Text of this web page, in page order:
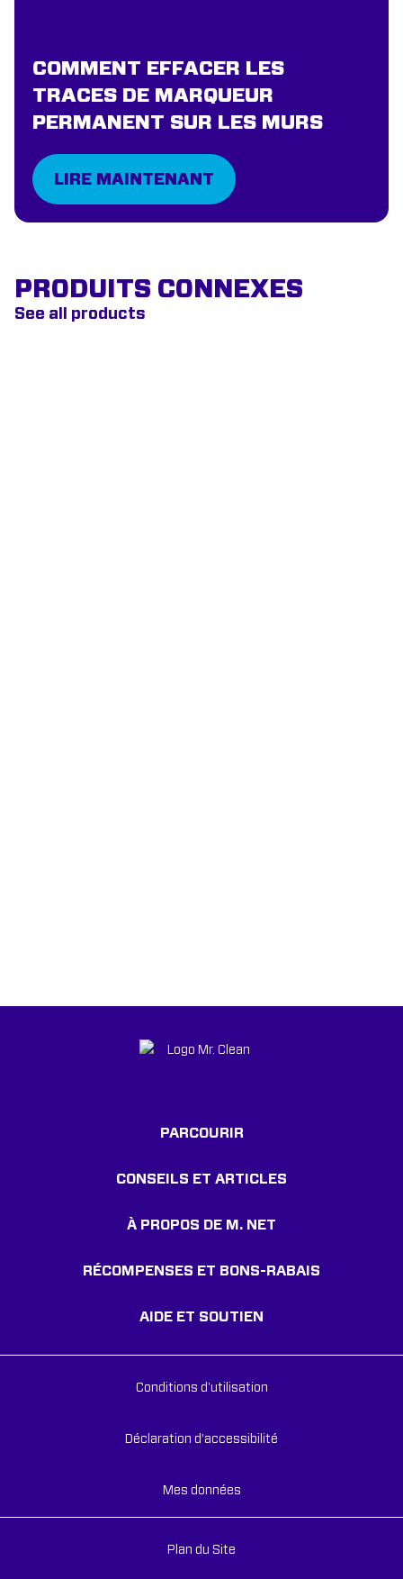
COMMENT EFFACER LES
TRACES DE MARQUEUR
PERMANENT SUR LES MURS
LIRE MAINTENANT
PRODUITS CONNEXES
See all products
PARCOURIR
CONSEILS ET ARTICLES
À PROPOS DE M. NET
RÉCOMPENSES ET BONS-RABAIS
AIDE ET SOUTIEN
Conditions d'utilisation
Déclaration d’accessibilité
Mes données
Plan du Site